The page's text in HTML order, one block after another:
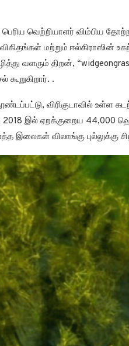
வெற்றியாளர் விம்பிய
மற்றும் ஈல்கிராஸின்
வளரும் திறன்,
கூறுகிறார். .
விரிகுடாவில் உள்ள
2018 இல் ஏறக்குறைய 44,000
இலைகள் விலாங்கு புல்லுக்கு